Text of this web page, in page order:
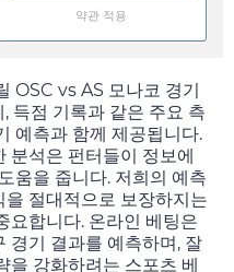
약관 적용
OSC vs AS 모나코 경기
득점 기록과 같은 주요 측
예측과 함께 제공됩니다.
분석은 펀터들이 정보에
움을 줍니다. 저희의 예측
절대적으로 보장하지는
요합니다. 온라인 베팅은
경기 결과를 예측하며, 잘
을 강화하려는 스포츠 베